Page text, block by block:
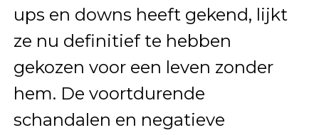
ups en downs heeft gekend, lijkt
ze nu definitief te hebben
gekozen voor een leven zonder
hem. De voortdurende
schandalen en negatieve